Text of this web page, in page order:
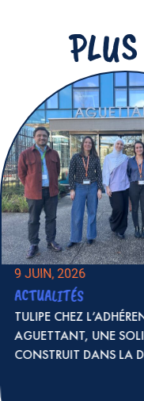
9 JUIN, 2026
ACTUALITÉS
TULIPE CHEZ
AGUETTANT, UNE
CONSTRUIT DANS LA